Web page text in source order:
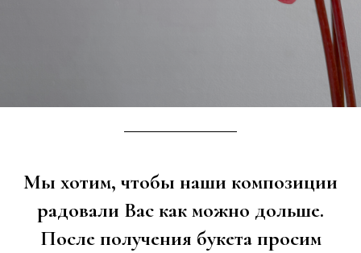
Мы хотим, чтобы наши композиции
радовали Вас как можно дольше.
После получения букета просим